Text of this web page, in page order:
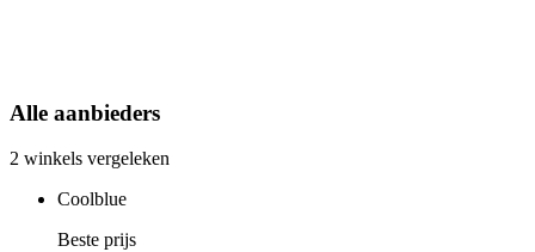
Alle aanbieders
2 winkels vergeleken
Coolblue
Beste prijs